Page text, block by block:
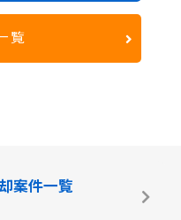
覧
案件一覧